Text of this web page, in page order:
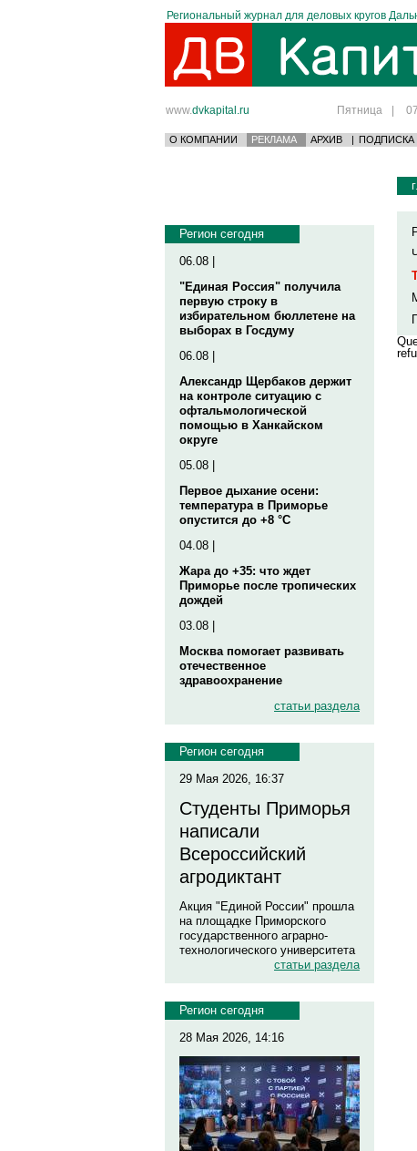
Региональный журнал для деловых кругов
www.dvkapital.ru Пятница |
О КОМПАНИИ РЕКЛАМА АРХИВ | ПОДПИСКА
Регион сегодня
06.08 |
"Единая Россия" получила
первую строку в
избирательном бюллетене на
выборах в Госдуму
06.08 |
Александр Щербаков держит
на контроле ситуацию с
офтальмологической
помощью в Ханкайском
округе
05.08 |
Первое дыхание осени:
температура в Приморье
опустится до +8 °C
04.08 |
Жара до +35: что ждет
Приморье после тропических
дождей
03.08 |
Москва помогает развивать
отечественное
здравоохранение
статьи раздела
Регион сегодня
29 Мая 2026, 16:37
Студенты Приморья
написали
Всероссийский
агродиктант
Акция "Единой России" прошла
на площадке Приморского
государственного аграрно-
технологического университета
статьи раздела
Регион сегодня
28 Мая 2026, 14:16